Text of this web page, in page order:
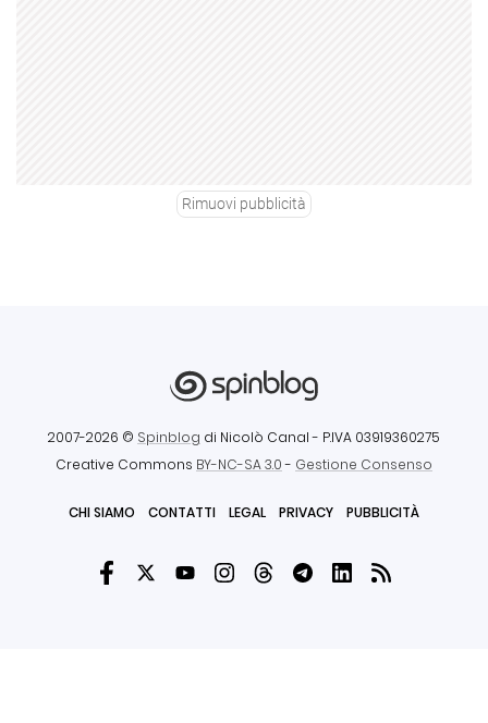
Rimuovi pubblicità
2007-2026 © Spinblog di Nicolò Canal - P.IVA 03919360275
Creative Commons BY-NC-SA 3.0- Gestione Consenso
CHI SIAMO CONTATTI LEGAL PRIVACY PUBBLICITÀ